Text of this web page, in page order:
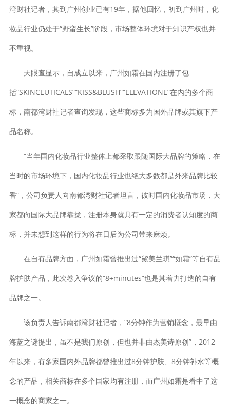
湾财社记者，其到广州创业已有19年，据他回忆，初到广州时，化
妆品行业仍处于“野蛮生长”阶段，市场整体环境对于知识产权也并
不重视。
天眼查显示，自成立以来，广州如霜在国内注册了包
括“SKINCEUTICALS”“KISS&BLUSH”“ELEVATIONE”在内的多个商
标，南都湾财社记者查询发现，这些商标多为国外品牌或其旗下产
品名称。
“当年国内化妆品行业整体上都采取跟随国际大品牌的策略，在
当时的市场环境下，国内化妆品行业也绝大多数都是外来品牌比较
香”，公司负责人向南都湾财社记者坦言，彼时国内化妆品市场，大
家都向国际大品牌靠拢，注册本身就具有一定的消费者认知度的商
标，并未想到这样的行为将在日后为公司带来麻烦。
在自有品牌方面，广州如霜曾推出过“黛美兰琪”“如霜”等自有品
牌护肤产品，此次卷入争议的“8+minutes”也是其着力打造的自有
品牌之一。
该负责人告诉南都湾财社记者，“8分钟作为营销概念，最早由
海蓝之谜提出，虽不是我们原创，但也并非由杰美诗原创”，2012
年以来，有多家国内外品牌都曾推出过8分钟护肤、8分钟补水等概
念的产品，相关商标在多个国家均有注册，而广州如霜是看中了这
一概念的商家之一。